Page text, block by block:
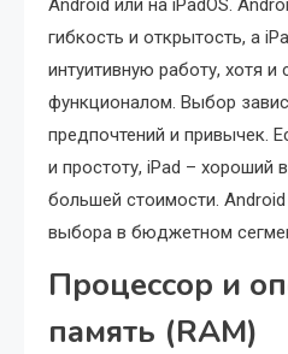
Android или на iPadOS.
гибкость и открытость, а
интуитивную работу, хотя
функционалом. Выбор
предпочтений и привычек.
и простоту, iPad – хороший
большей стоимости.
выбора в бюджетном
Процессор и
память (RAM)